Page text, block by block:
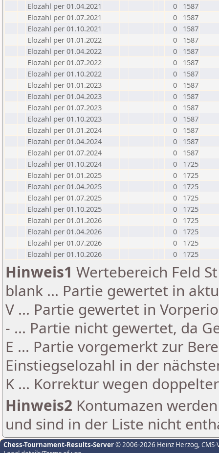
Elozahl per 01.04.2021
0
1587
Elozahl per 01.07.2021
0
1587
Elozahl per 01.10.2021
0
1587
Elozahl per 01.01.2022
0
1587
Elozahl per 01.04.2022
0
1587
Elozahl per 01.07.2022
0
1587
Elozahl per 01.10.2022
0
1587
Elozahl per 01.01.2023
0
1587
Elozahl per 01.04.2023
0
1587
Elozahl per 01.07.2023
0
1587
Elozahl per 01.10.2023
0
1587
Elozahl per 01.01.2024
0
1587
Elozahl per 01.04.2024
0
1587
Elozahl per 01.07.2024
0
1587
Elozahl per 01.10.2024
0
1725
Elozahl per 01.01.2025
0
1725
Elozahl per 01.04.2025
0
1725
Elozahl per 01.07.2025
0
1725
Elozahl per 01.10.2025
0
1725
Elozahl per 01.01.2026
0
1725
Elozahl per 01.04.2026
0
1725
Elozahl per 01.07.2026
0
1725
Elozahl per 01.10.2026
0 1725
Hinweis1 Wertebereich Feld
blank ... Partie gewertet in
V ... Partie gewertet in
- ... Partie nicht gewertet, da
E ... Partie vorgemerkt zur
Einstiegselozahl in der
K ... Korrektur wegen
Hinweis2 Kontumazen
und sind in der Liste nicht
Chess-Tournament-Results-Server© 2006-2026 Heinz Herzog,